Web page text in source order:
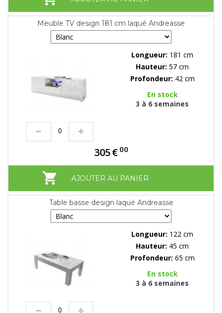
Meuble TV design 181 cm laqué Andreasse
Longueur: 181 cm
Hauteur: 57 cm
Profondeur: 42 cm
En stock
3 à 6 semaines
305€ 00
AJOUTER AU PANIER
Table basse design laqué Andreasse
Longueur: 122 cm
Hauteur: 45 cm
Profondeur: 65 cm
En stock
3 à 6 semaines